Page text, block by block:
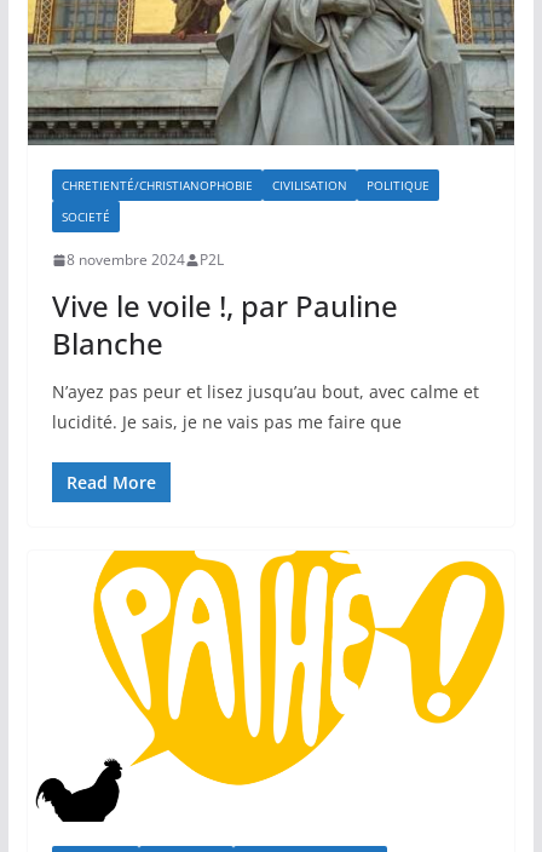
CHRETIENTÉ/CHRISTIANOPHOBIE CIVILISATION
POLITIQUE
SOCIETÉ
8 novembre 2024 P2L
Vive le voile !, par Pauline
Blanche
N’ayez pas peur et lisez jusqu’au bout, avec calme et
lucidité. Je sais, je ne vais pas me faire que
Read More